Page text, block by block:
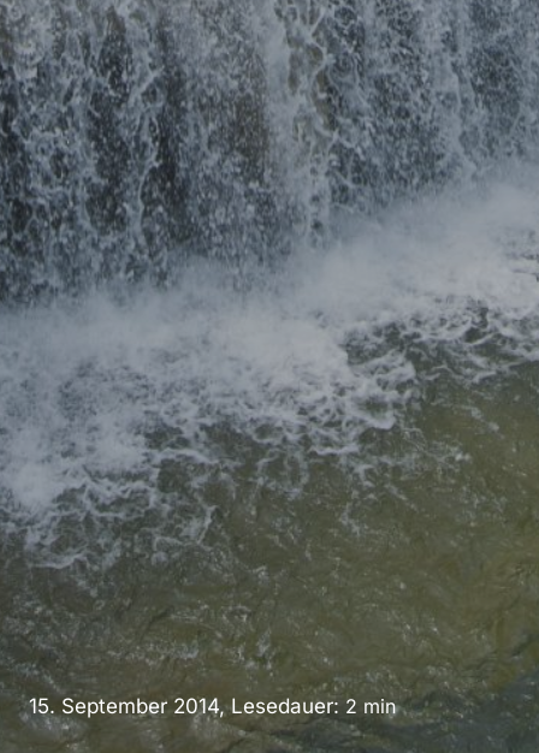
15. September 2014, Lesedauer: 2 min